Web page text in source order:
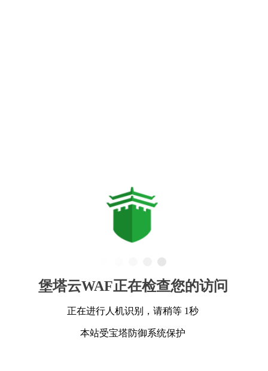
堡塔云WAF正在检查您的访问
正在进行人机识别，请稍等 1秒
本站受宝塔防御系统保护